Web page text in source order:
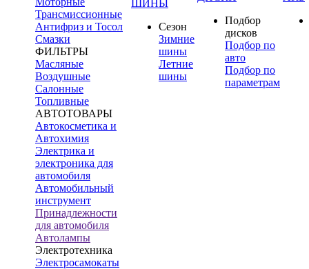
Трансмиссионные
Антифриз и Тосол
Смазки
ФИЛЬТРЫ
Масляные
Воздушные
Салонные
Топливные
АВТОТОВАРЫ
Автокосметика и
Автохимия
Электрика и
электроника для
автомобиля
Автомобильный
инструмент
Принадлежности
для автомобиля
Автолампы
Электротехника
Электросамокаты
ШИНЫ
Сезон
Зимние
шины
Летние
шины
Подбор
дисков
Подбор по
авто
Подбор по
параметрам